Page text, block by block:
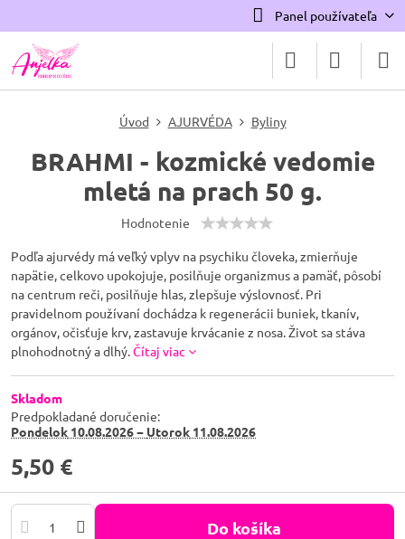
Panel používateľa
Úvod AJURVÉDA Byliny
BRAHMI - kozmické vedomie
mletá na prach 50 g.
Hodnotenie
Podľa ajurvédy má veľký vplyv na psychiku človeka, zmierňuje
napätie, celkovo upokojuje, posilňuje organizmus a pamäť, pôsobí
na centrum reči, posilňuje hlas, zlepšuje výslovnosť. Pri
pravidelnom používaní dochádza k regenerácii buniek, tkanív,
orgánov, očisťuje krv, zastavuje krvácanie z nosa. Život sa stáva
plnohodnotný a dlhý.Čítaj viac
Skladom
Predpokladané doručenie:
Pondelok 10.08.2026 − Utorok 11.08.2026
5,50 €
Do košíka